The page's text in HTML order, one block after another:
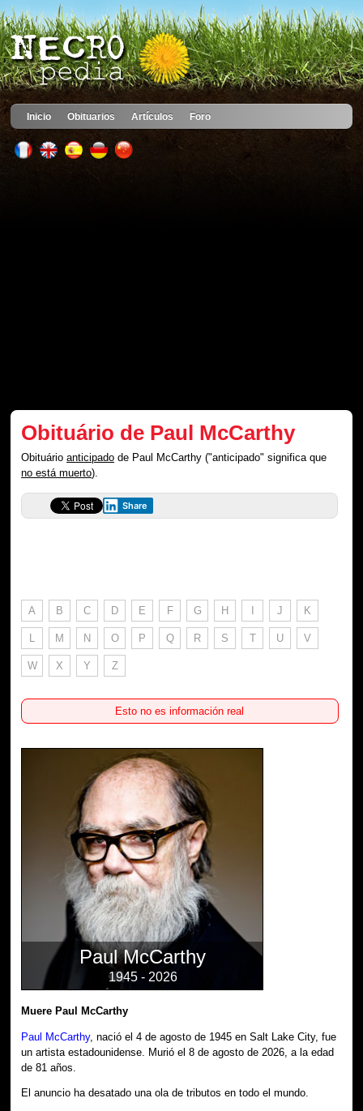
Inicio Obituarios Artículos Foro
Obituário de Paul McCarthy
Obituárioanticipado de Paul McCarthy ("anticipado" significa que
no está muerto).
Share
A B C D E F G H I J K
L M N O P Q R S T U V
W X Y Z
Esto no es información real
Paul McCarthy
1945 - 2026
Muere Paul McCarthy
Paul McCarthy, nació el 4 de agosto de 1945 en Salt Lake City, fue
un artista estadounidense. Murió el 8 de agosto de 2026, a la edad
de 81 años.
El anuncio ha desatado una ola de tributos en todo el mundo.